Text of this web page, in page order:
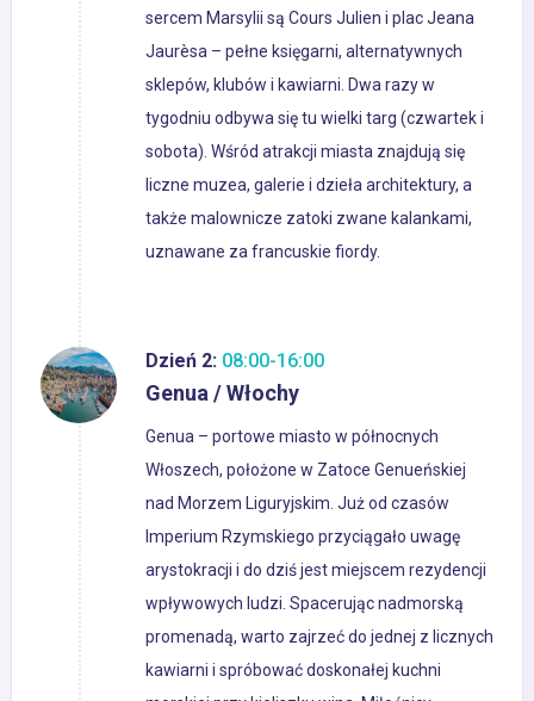
sercem Marsylii są Cours Julien i plac Jeana
Jaurèsa – pełne księgarni, alternatywnych
sklepów, klubów i kawiarni. Dwa razy w
tygodniu odbywa się tu wielki targ (czwartek i
sobota). Wśród atrakcji miasta znajdują się
liczne muzea, galerie i dzieła architektury, a
także malownicze zatoki zwane kalankami,
uznawane za francuskie fiordy.
Dzień 2: 08:00-16:00
Genua / Włochy
Genua – portowe miasto w północnych
Włoszech, położone w Zatoce Genueńskiej
nad Morzem Liguryjskim. Już od czasów
Imperium Rzymskiego przyciągało uwagę
arystokracji i do dziś jest miejscem rezydencji
wpływowych ludzi. Spacerując nadmorską
promenadą, warto zajrzeć do jednej z licznych
kawiarni i spróbować doskonałej kuchni